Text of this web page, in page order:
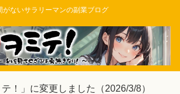
がないサラリーマンの副業ブログ
！」に変更しました（2026/3/8）